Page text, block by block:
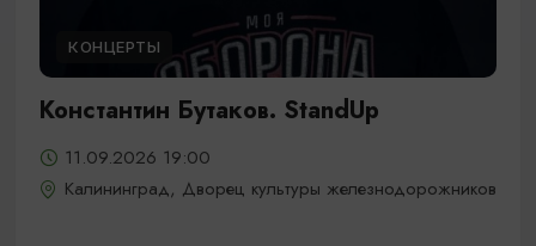
КОНЦЕРТЫ
Константин Бутаков. StandUp
11.09.2026 19:00
Калининград, Дворец культуры железнодорожников